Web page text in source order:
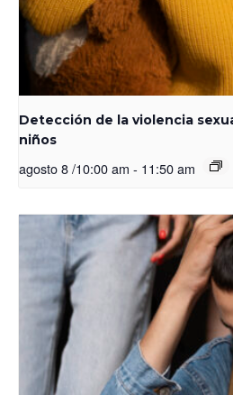
Detección de la violencia
niños
agosto 8 /10:00 am - 11:50 am